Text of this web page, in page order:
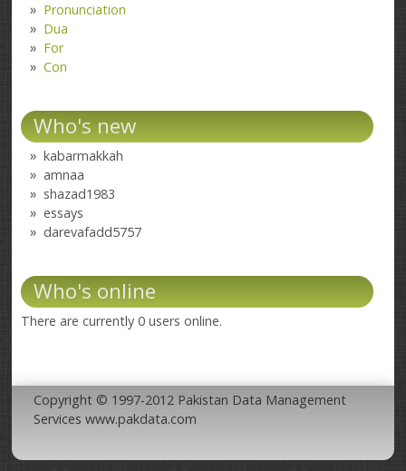
Pronunciation
Dua
For
Con
Who's new
kabarmakkah
amnaa
shazad1983
essays
darevafadd5757
Who's online
There are currently 0 users online.
Copyright © 1997-2012 Pakistan Data Management
Services www.pakdata.com